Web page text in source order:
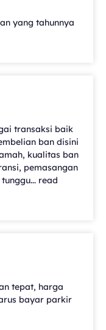
yang tahunnya
transaksi baik
ban disini
kualitas ban
pemasangan
read
tepat, harga
bayar parkir